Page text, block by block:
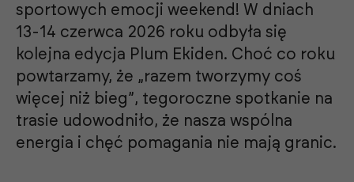
sportowych emocji weekend! W dniach
13-14 czerwca 2026 roku odbyła się
kolejna edycja Plum Ekiden. Choć co roku
powtarzamy, że „razem tworzymy coś
więcej niż bieg”, tegoroczne spotkanie na
trasie udowodniło, że nasza wspólna
energia i chęć pomagania nie mają granic.